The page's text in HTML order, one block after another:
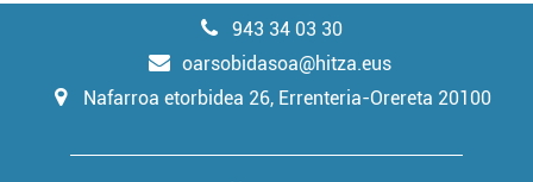
943 34 03 30
oarsobidasoa@hitza.eus
Nafarroa etorbidea 26, Errenteria-Orereta 20100